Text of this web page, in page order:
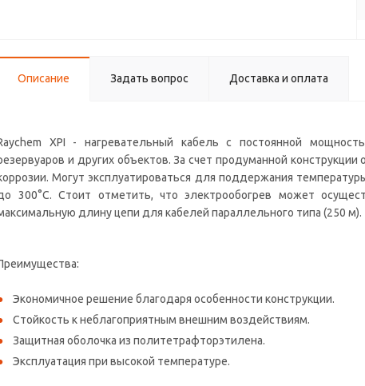
Описание Задать вопрос Доставка и оплата
XPI - нагревательный кабель с постоянной
и других объектов. За счет продуманной
Могут эксплуатироваться для поддержания
300°С. Стоит отметить, что электрообогрев может
длину цепи для кабелей параллельного типа (250 м).
Экономичное решение благодаря особенности конструкции.
Стойкость к неблагоприятным внешним воздействиям.
Защитная оболочка из политетрафторэтилена.
Эксплуатация при высокой температуре.